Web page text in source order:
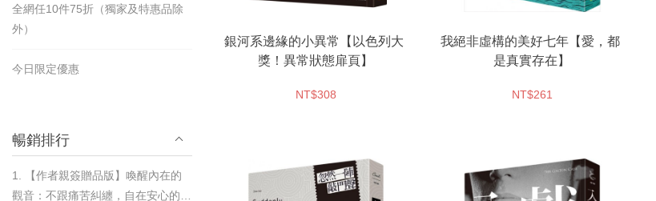
全網任10件75折（獨家及特惠品除
外）
今日限定優惠
暢銷排行
1. 【作者親簽贈品版】喚醒內在的
觀音：不跟痛苦糾纏，自在安心的歸
銀河系邊緣的小異常【以色列大
獎！異常狀態扉頁】
NT$308
我絕非虛構的美好七年【愛，都
是真實存在】
NT$261